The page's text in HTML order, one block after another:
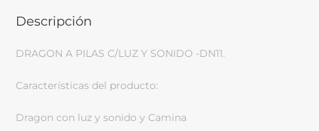
Descripción
DRAGON A PILAS C/LUZ Y SONIDO -DN11.
Características del producto:
Dragon con luz y sonido y Camina